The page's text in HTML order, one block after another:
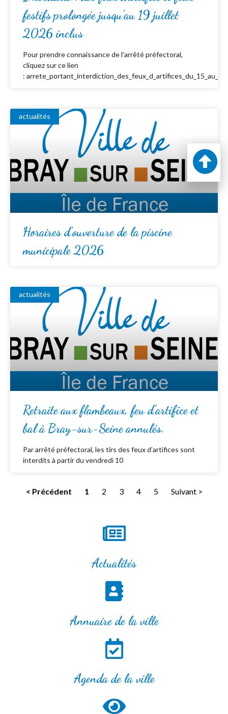
festifs prolongée jusqu’au 19 juillet
2026 inclus
Pour prendre connaissance de l’arrêté préfectoral,
cliquez sur ce lien
:
actualités
Horaires d’ouverture de la piscine
municipale 2026
actualités
Retraite aux flambeaux, feu d’artifice et
bal à Bray-sur-Seine annulés.
Par arrêté préfectoral, les tirs des feux d’artifices sont
interdits à partir du vendredi 10
< Précédent 1 2 3 4 5 Suivant >
Actualités
Annuaire de la ville
Agenda de la ville